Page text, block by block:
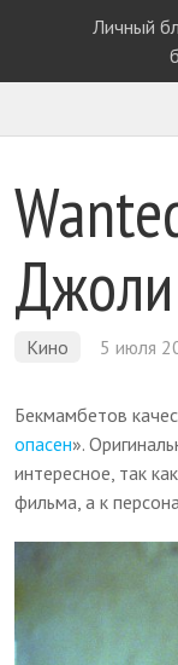
Личный
Джоли
Кино 5 июля
Бекмамбетов
опасен».
интересное, так
фильма, а к